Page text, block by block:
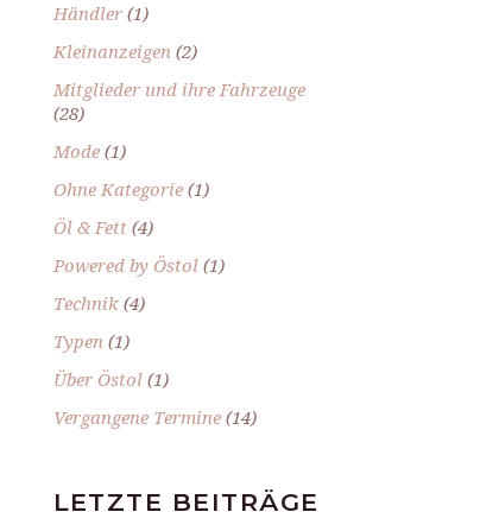
Händler(1)
Kleinanzeigen(2)
Mitglieder und ihre Fahrzeuge
(28)
Mode(1)
Ohne Kategorie(1)
Öl & Fett(4)
Powered by Östol(1)
Technik(4)
Typen(1)
Über Östol(1)
Vergangene Termine(14)
LETZTE BEITRÄGE